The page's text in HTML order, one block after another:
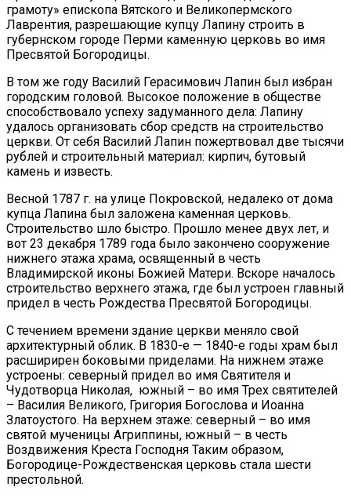
грамоту» епископа Вятского и Великопермского
Лаврентия, разрешающие купцу Лапину строить в
губернском городе Перми каменную церковь во имя
Пресвятой Богородицы.
В том же году Василий Герасимович Лапин был избран
городским головой. Высокое положение в обществе
способствовало успеху задуманного дела: Лапину
удалось организовать сбор средств на строительство
церкви. От себя Василий Лапин пожертвовал две тысячи
рублей и строительный материал: кирпич, бутовый
камень и известь.
Весной 1787 г. на улице Покровской, недалеко от дома
купца Лапина был заложена каменная церковь.
Строительство шло быстро. Прошло менее двух лет, и
вот 23 декабря 1789 года было закончено сооружение
нижнего этажа храма, освященный в честь
Владимирской иконы Божией Матери. Вскоре началось
строительство верхнего этажа, где был устроен главный
придел в честь Рождества Пресвятой Богородицы.
С течением времени здание церкви меняло свой
архитектурный облик. В 1830-е — 1840-е годы храм был
расширирен боковыми приделами. На нижнем этаже
устроены: северный придел во имя Святителя и
Чудотворца Николая, южный – во имя Трех святителей
– Василия Великого, Григория Богослова и Иоанна
Златоустого. На верхнем этаже: северный – во имя
святой мученицы Агриппины, южный – в честь
Воздвижения Креста Господня Таким образом,
Богородице-Рождественская церковь стала шести
престольной.